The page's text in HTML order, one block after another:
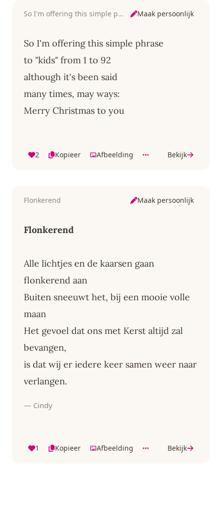
So I'm offering this simple phrase Maak persoonlijk
So I'm offering this simple phrase
to "kids" from 1 to 92
although it's been said
many times, may ways:
Merry Christmas to you
2 Kopieer Afbeelding Bekijk
Flonkerend Maak persoonlijk
Flonkerend
Alle lichtjes en de kaarsen gaan
flonkerend aan
Buiten sneeuwt het, bij een mooie volle
maan
Het gevoel dat ons met Kerst altijd zal
bevangen,
is dat wij er iedere keer samen weer naar
verlangen.
— Cindy
1 Kopieer Afbeelding Bekijk